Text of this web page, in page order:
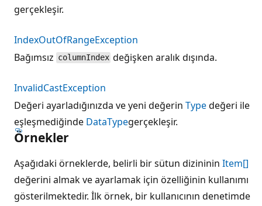
gerçekleşir.
IndexOutOfRangeException
Bağımsız columnIndex değişken aralık dışında.
InvalidCastException
Değeri ayarladığınızda ve yeni değerin Typedeğeri ile
eşleşmediğinde DataTypegerçekleşir.
Örnekler
Aşağıdaki örneklerde, belirli bir sütun dizininin Item[]
değerini almak ve ayarlamak için özelliğinin kullanımı
gösterilmektedir. İlk örnek, bir kullanıcının denetimde